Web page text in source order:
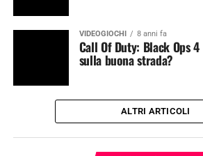
VIDEOGIOCHI 8 anni fa
Call Of Duty: Black Ops
sulla buona strada?
ALTRI ARTICOLI